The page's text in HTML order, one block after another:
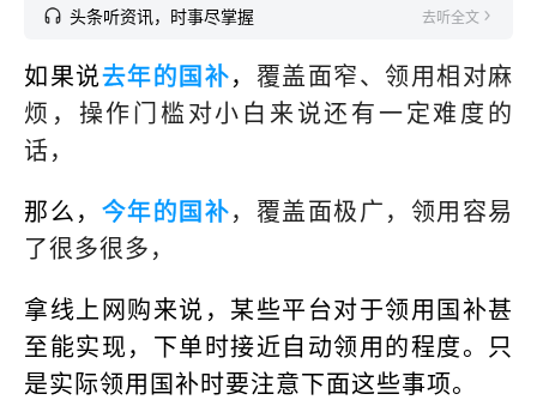
头条听资讯，时事尽掌握 去听全文
如果说去年的国补， 覆盖面窄、领用相对麻
烦，操作门槛对小白来说还有一定难度的
话，
那么， 今年的国补，覆盖面极广，领用容易
了很多很多，
拿线上网购来说，某些平台对于领用国补甚
至能实现，下单时接近自动领用的程度。只
是实际领用国补时要注意下面这些事项。